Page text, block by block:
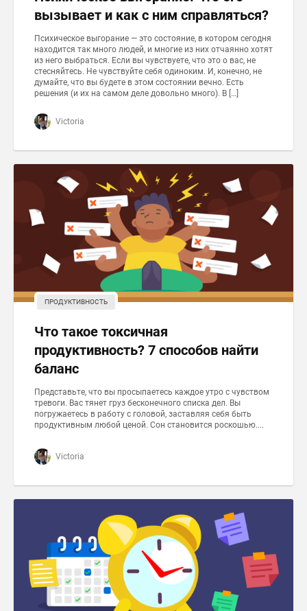
вызывает и как с ним справляться?
Психическое выгорание — это состояние, в котором сегодня
находится так много людей, и многие из них отчаянно хотят
из него выбраться. Если вы чувствуете, что это о вас, не
стесняйтесь. Не чувствуйте себя одиноким. И, конечно, не
думайте, что вы будете в этом состоянии вечно. Есть
решения (и их на самом деле довольно много). В […]
Victoria
ПРОДУКТИВНОСТЬ
Что такое токсичная
продуктивность? 7 способов найти
баланс
Представьте, что вы просыпаетесь каждое утро с чувством
тревоги. Вас тянет груз бесконечного списка дел. Вы
погружаетесь в работу с головой, заставляя себя быть
продуктивным любой ценой. Сон становится роскошью....
Victoria